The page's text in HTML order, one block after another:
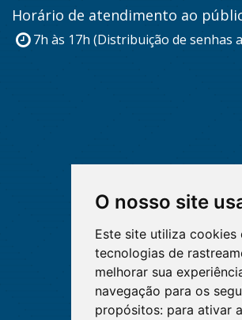
O nosso site
Este site utiliza cookies
tecnologias de
melhorar sua
navegação para os
propósitos: para ativar a
Horário de atendimento ao
7h às 17h (Distribuição de senhas